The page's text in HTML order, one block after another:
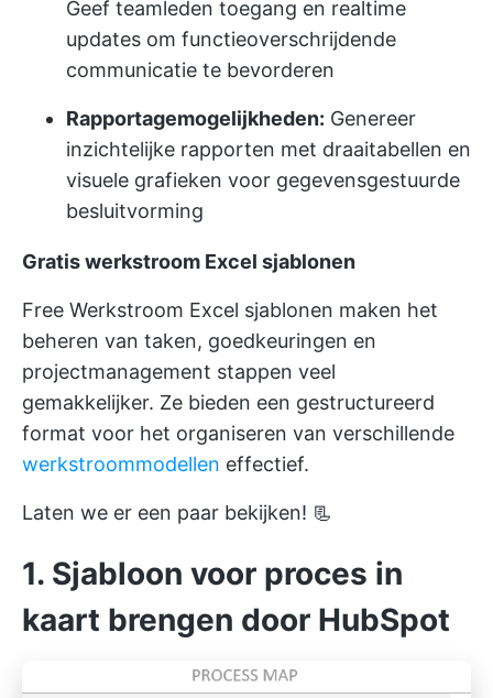
Geef teamleden toegang en realtime
updates om functieoverschrijdende
communicatie te bevorderen
Rapportagemogelijkheden: Genereer
inzichtelijke rapporten met draaitabellen en
visuele grafieken voor gegevensgestuurde
besluitvorming
Gratis werkstroom Excel sjablonen
Free Werkstroom Excel sjablonen maken het
beheren van taken, goedkeuringen en
projectmanagement stappen veel
gemakkelijker. Ze bieden een gestructureerd
format voor het organiseren van verschillende
werkstroommodellen effectief.
Laten we er een paar bekijken! 📃
1. Sjabloon voor proces in
kaart brengen door HubSpot